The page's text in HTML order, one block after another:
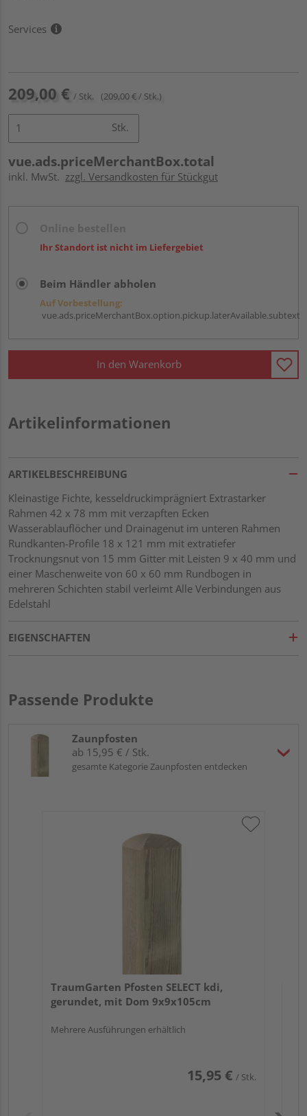
Services
209,00 € / Stk. (209,00 € / Stk.)
Stk.
vue.ads.priceMerchantBox.total
inkl. MwSt. zzgl. Versandkosten für Stückgut
Ihr Standort ist nicht im Liefergebiet
Beim Händler abholen
Auf Vorbestellung:
vue.ads.priceMerchantBox.option.pickup.laterAvailable.subtext
In den Warenkorb
Artikelinformationen
ARTIKELBESCHREIBUNG
Kleinastige Fichte, kesseldruckimprägniert Extrastarker
Rahmen 42 x 78 mm mit verzapften Ecken
Wasserablauflöcher und Drainagenut im unteren Rahmen
Rundkanten-Profile 18 x 121 mm mit extratiefer
Trocknungsnut von 15 mm Gitter mit Leisten 9 x 40 mm und
einer Maschenweite von 60 x 60 mm Rundbogen in
mehreren Schichten stabil verleimt Alle Verbindungen aus
Edelstahl
EIGENSCHAFTEN
Passende Produkte
Zaunpfosten
ab 15,95 € / Stk.
gesamte Kategorie Zaunpfosten entdecken
TraumGarten Pfosten SELECT kdi,
gerundet, mit Dom 9x9x105cm
Mehrere Ausführungen erhältlich
15,95 € / Stk.